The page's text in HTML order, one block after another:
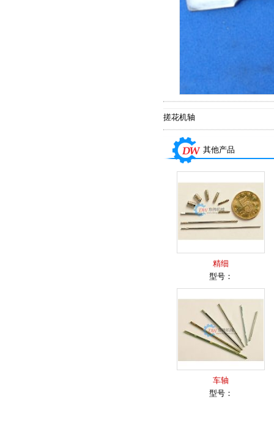
搓花机轴
其他产品
精细
型号：
车轴
型号：